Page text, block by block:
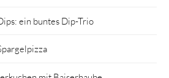
ein buntes Dip-Trio